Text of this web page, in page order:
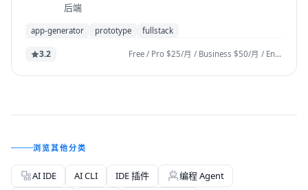
后端
app-generator prototype fullstack
3.2 Free / Pro $25/月 / Business $50/月 / Enterprise
浏览其他分类
AI IDE AI CLI IDE 插件
编程 Agent